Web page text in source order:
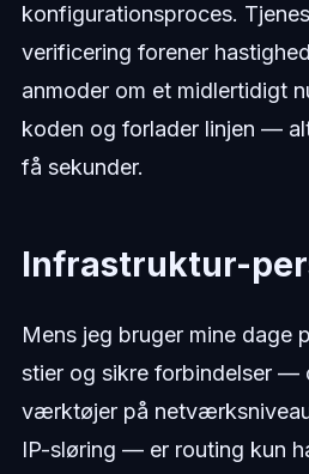
konfigurationsproces.
verificering forener
anmoder om et midlertidigt
koden og forlader linjen —
få sekunder.
Infrastruktur-
Mens jeg bruger mine dage
stier og sikre forbindelser —
værktøjer på
IP-sløring — er routing kun